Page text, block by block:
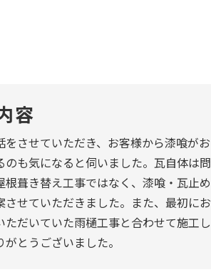
容
をさせていただき、お客様から漆喰がお
のも気になると伺いました。瓦自体は問
根葺き替え工事ではなく、漆喰・瓦止め
させていただきました。また、最初にお
ただいていた雨樋工事と合わせて施工し
がとうございました。